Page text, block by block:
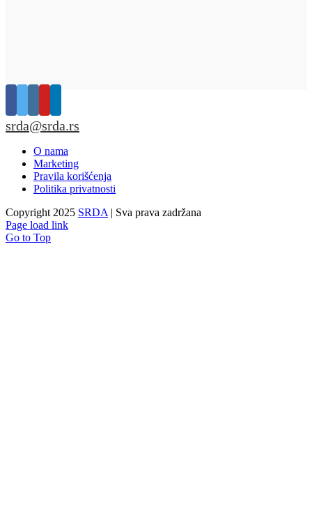
srda@srda.rs
O nama
Marketing
Pravila korišćenja
Politika privatnosti
Copyright 2025 SRDA | Sva prava zadržana
Page load link
Go to Top